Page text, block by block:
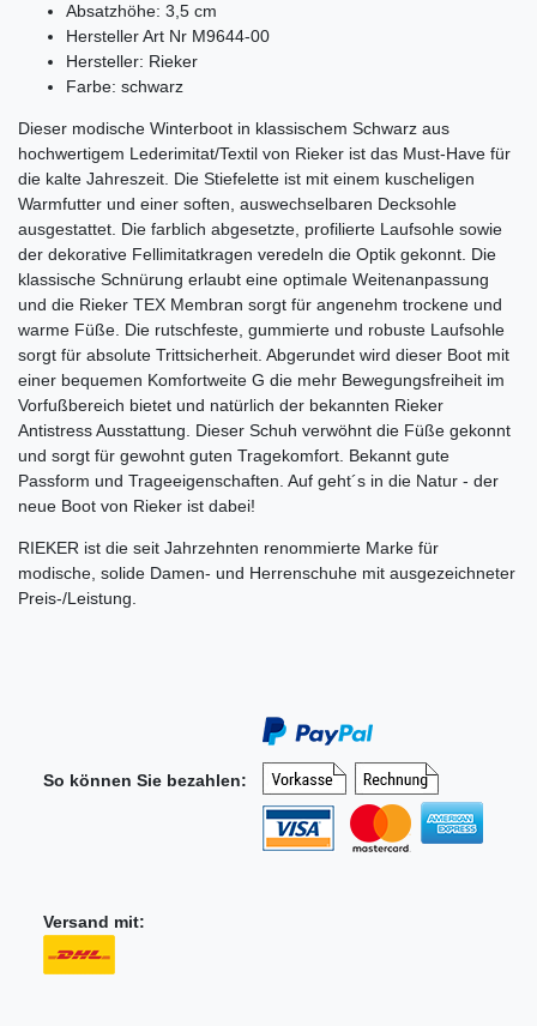
Absatzhöhe: 3,5 cm
Hersteller Art Nr M9644-00
Hersteller: Rieker
Farbe: schwarz
Dieser modische Winterboot in klassischem Schwarz aus
hochwertigem Lederimitat/Textil von Rieker ist das Must-Have für
die kalte Jahreszeit. Die Stiefelette ist mit einem kuscheligen
Warmfutter und einer soften, auswechselbaren Decksohle
ausgestattet. Die farblich abgesetzte, profilierte Laufsohle sowie
der dekorative Fellimitatkragen veredeln die Optik gekonnt. Die
klassische Schnürung erlaubt eine optimale Weitenanpassung
und die Rieker TEX Membran sorgt für angenehm trockene und
warme Füße. Die rutschfeste, gummierte und robuste Laufsohle
sorgt für absolute Trittsicherheit. Abgerundet wird dieser Boot mit
einer bequemen Komfortweite G die mehr Bewegungsfreiheit im
Vorfußbereich bietet und natürlich der bekannten Rieker
Antistress Ausstattung. Dieser Schuh verwöhnt die Füße gekonnt
und sorgt für gewohnt guten Tragekomfort. Bekannt gute
Passform und Trageeigenschaften. Auf geht´s in die Natur - der
neue Boot von Rieker ist dabei!
RIEKER ist die seit Jahrzehnten renommierte Marke für
modische, solide Damen- und Herrenschuhe mit ausgezeichneter
Preis-/Leistung.
So können Sie bezahlen:
Versand mit: